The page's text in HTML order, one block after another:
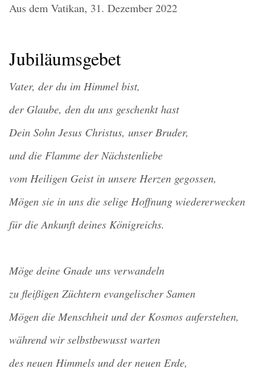
Aus dem Vatikan, 31. Dezember 2022
Jubiläumsgebet
Vater, der du im Himmel bist,
der Glaube, den du uns geschenkt hast
Dein Sohn Jesus Christus, unser Bruder,
und die Flamme der Nächstenliebe
vom Heiligen Geist in unsere Herzen gegossen,
Mögen sie in uns die selige Hoffnung wiedererwecken
für die Ankunft deines Königreichs.
Möge deine Gnade uns verwandeln
zu fleißigen Züchtern evangelischer Samen
Mögen die Menschheit und der Kosmos auferstehen,
während wir selbstbewusst warten
des neuen Himmels und der neuen Erde,